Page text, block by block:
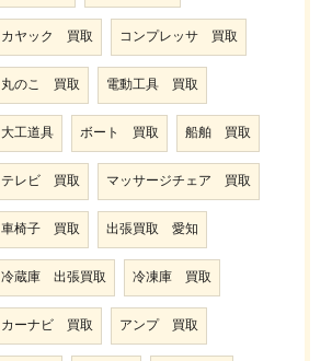
カヤック 買取 コンプレッサ 買取
丸のこ 買取 電動工具 買取
大工道具 ボート 買取 船舶 買取
テレビ 買取 マッサージチェア 買取
車椅子 買取 出張買取 愛知
冷蔵庫 出張買取 冷凍庫 買取
カーナビ 買取 アンプ 買取